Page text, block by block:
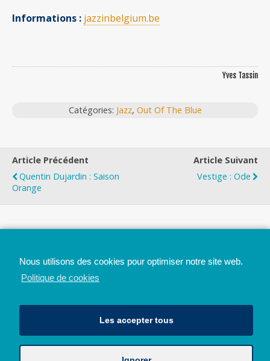
Informations : jazzinbelgium.be
Yves Tassin
Catégories: Jazz, Out Of The Blue
Article Précédent
Quentin Dujardin : Saison
Orange
Article Suivant
Vestige : Ode
Nous utilisons des cookies pour optimiser notre site web.
Politique de cookies
Les accepter tous